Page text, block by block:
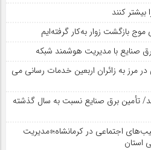
کنند
بازگشت زوار به‌کار گرفته‌ایم
صنایع با مدیریت هوشمند شبکه
مرز به زائران اربعین خدمات رسانی می
تأمین برق صنایع نسبت به سال گذشته
اجتماعی در کرمانشاه؛«مدیریت
استان